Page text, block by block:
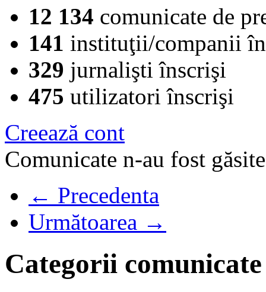
12 134 comunicate de
141 instituţii/companii
329 jurnalişti înscrişi
475 utilizatori înscrişi
Creează cont
Comunicate n-au fost
← Precedenta
Următoarea →
Categorii comunicate